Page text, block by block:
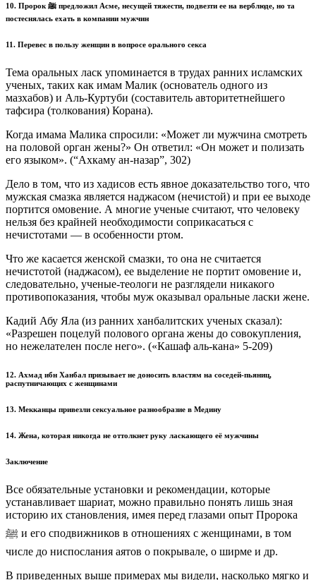
10. Пророк ﷺ предложил Асме, несущей тяжести, подвезти ее на верблюде, но та
постеснялась ехать в компании мужчин
11. Перевес в пользу женщин в вопросе орального секса
Тема оральных ласк упоминается в трудах ранних исламских
ученых, таких как имам Малик (основатель одного из
мазхабов) и Аль-Куртуби (составитель авторитетнейшего
тафсира (толкования) Корана).
Когда имама Малика спросили: «Может ли мужчина смотреть
на половой орган жены?» Он ответил: «Он может и полизать
его языком». (“Ахкаму ан-назар”, 302)
Дело в том, что из хадисов есть явное доказательство того, что
мужская смазка является наджасом (нечистой) и при ее выходе
портится омовение. А многие ученые считают, что человеку
нельзя без крайней необходимости соприкасаться с
нечистотами — в особенности ртом.
Что же касается женской смазки, то она не считается
нечистотой (наджасом), ее выделение не портит омовение и,
следовательно, ученые-теологи не разглядели никакого
противопоказания, чтобы муж оказывал оральные ласки жене.
Кадий Абу Яла (из ранних ханбалитских ученых сказал):
«Разрешен поцелуй полового органа жены до совокупления,
но нежелателен после него». («Кашаф аль-кана» 5-209)
12. Ахмад ибн Ханбал призывает не доносить властям на соседей-пьяниц,
распутничающих с женщинами
13. Мекканцы привезли сексуальное разнообразие в Медину
14. Жена, которая никогда не оттолкнет руку ласкающего её мужчины
Заключение
Все обязательные установки и рекомендации, которые
устанавливает шариат, можно правильно понять лишь зная
историю их становления, имея перед глазами опыт Пророка
ﷺ и его сподвижников в отношениях с женщинами, в том
числе до ниспослания аятов о покрывале, о ширме и др.
В приведенных выше примерах мы видели, насколько мягко и